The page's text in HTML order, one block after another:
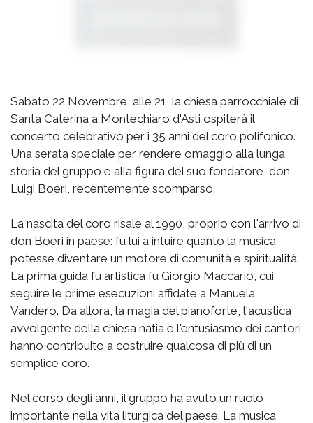
Sabato 22 Novembre, alle 21, la chiesa parrocchiale di
Santa Caterina a Montechiaro d'Asti ospiterà il
concerto celebrativo per i 35 anni del coro polifonico.
Una serata speciale per rendere omaggio alla lunga
storia del gruppo e alla figura del suo fondatore, don
Luigi Boeri, recentemente scomparso.
La nascita del coro risale al 1990, proprio con l'arrivo di
don Boeri in paese: fu lui a intuire quanto la musica
potesse diventare un motore di comunità e spiritualità.
La prima guida fu artistica fu Giorgio Maccario, cui
seguire le prime esecuzioni affidate a Manuela
Vandero. Da allora, la magia del pianoforte, l'acustica
avvolgente della chiesa natia e l'entusiasmo dei cantori
hanno contribuito a costruire qualcosa di più di un
semplice coro.
Nel corso degli anni, il gruppo ha avuto un ruolo
importante nella vita liturgica del paese. La musica